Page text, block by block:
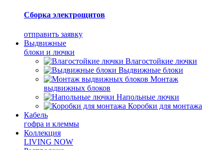
Сборка электрощитов
отправить заявку
Выдвижные
блоки и лючки
Влагостойкие лючки
Выдвижные блоки
Монтаж
выдвижных блоков
Напольные лючки
Коробки для монтажа
Кабель
гофра и клеммы
Коллекция
LIVING NOW